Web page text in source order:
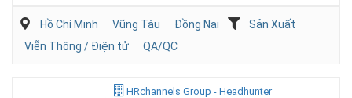
Hồ Chí Minh Vũng Tàu Đồng Nai
Sản Xuất
Viễn Thông / Điện tử
QA/QC
HRchannels Group - Headhunter